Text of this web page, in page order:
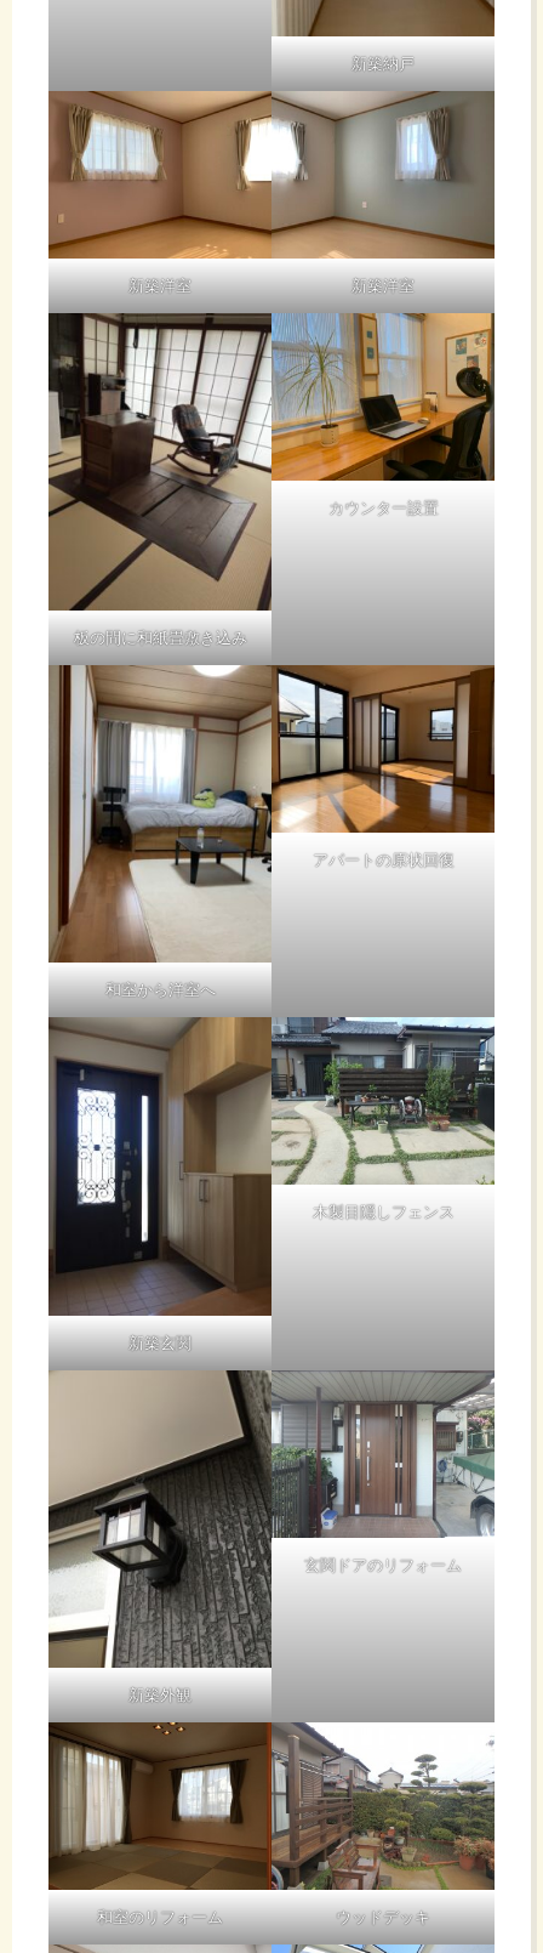
新築納戸
新築洋室 新築洋室
板の間に和紙畳敷き込み
カウンター設置
和室から洋室へ
アパートの原状回復
新築玄関
木製目隠しフェンス
新築外観
玄関ドアのリフォーム
和室のリフォーム ウッドデッキ